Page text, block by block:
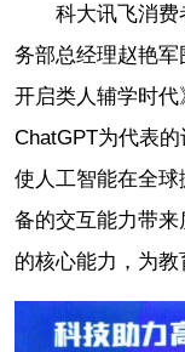
科大讯飞消费
务部总经理赵艳
开启类人辅学时
ChatGPT为代表
使人工智能在全
备的交互能力带
的核心能力，为教